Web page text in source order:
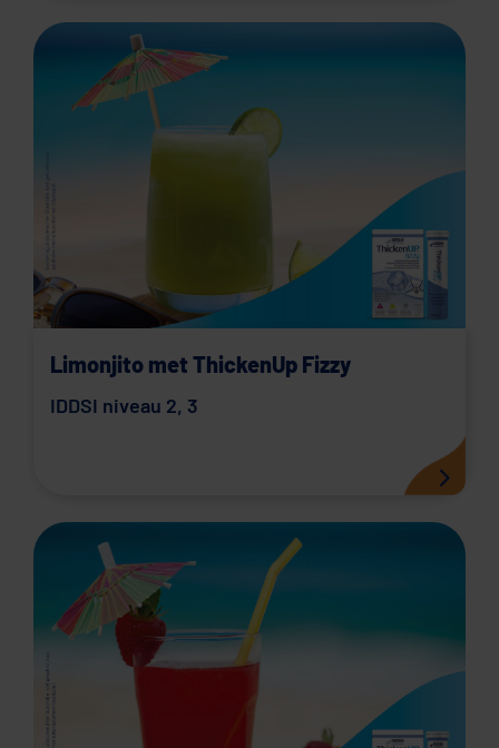
Limonjito met ThickenUp Fizzy
IDDSI niveau 2, 3